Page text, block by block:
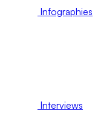
Infographies
Interviews